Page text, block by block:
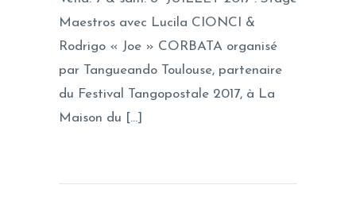
Maestros avec Lucila CIONCI &
Rodrigo « Joe » CORBATA organisé
par Tangueando Toulouse, partenaire
du Festival Tangopostale 2017, à La
Maison du […]